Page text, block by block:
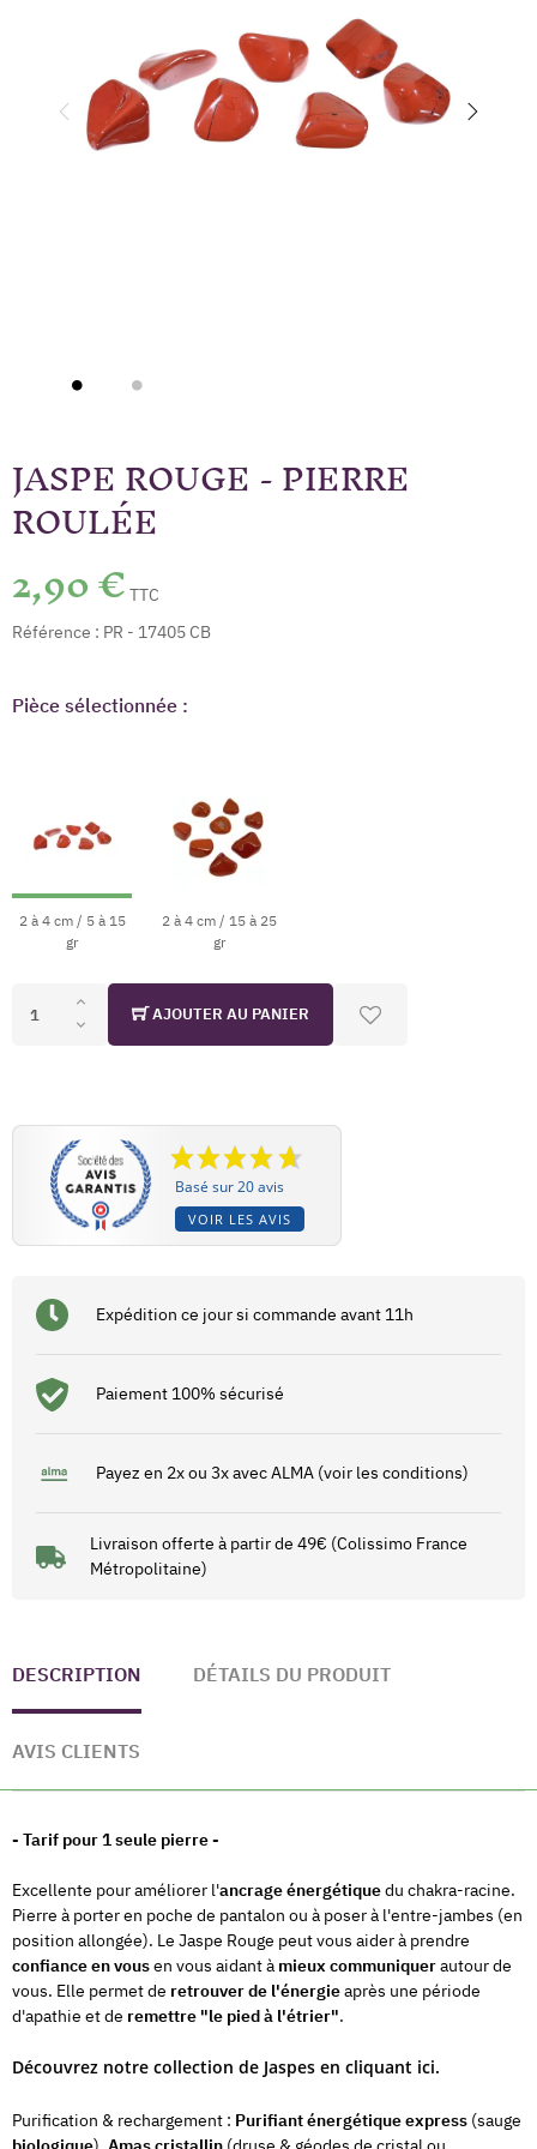
JASPE ROUGE - PIERRE
ROULÉE
2,90 € TTC
Référence : PR - 17405 CB
Pièce sélectionnée :
2 à 4 cm / 5 à 15
gr
2 à 4 cm / 15 à 25
gr
AJOUTER AU PANIER
Basé sur 20 avis
VOIR LES AVIS
Expédition ce jour si commande avant 11h
Paiement 100% sécurisé
Payez en 2x ou 3x avec ALMA (voir les conditions)
Livraison offerte à partir de 49€ (Colissimo France
Métropolitaine)
DESCRIPTION DÉTAILS DU PRODUIT
AVIS CLIENTS
- Tarif pour 1 seule pierre -
Excellente pour améliorer l'ancrage énergétiquedu chakra-racine.
Pierre à porter en poche de pantalon ou à poser à l'entre-jambes (en
position allongée). Le Jaspe Rouge peut vous aider à prendre
confiance en vousen vous aidant à mieux communiquerautour de
vous. Elle permet de retrouver de l'énergieaprès une période
d'apathie et de remettre "le pied à l'étrier".
Découvrez notre collection de Jaspes en cliquant ici.
Purification & rechargement : Purifiant énergétique express (sauge